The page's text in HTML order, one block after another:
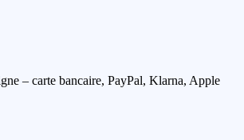
– carte bancaire, PayPal, Klarna, Apple